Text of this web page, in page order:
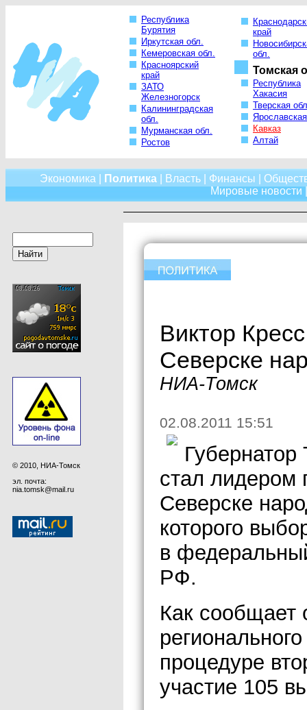
Республика
Бурятия
Иркутская обл.
Кемеровская обл.
Красноярский
край
ЗАТО
Железногорск
Калининградская
обл.
Мурманская обл.
Ростов
край
обл.
Томская
Республика
Хакасия
Тверская
Кавказ
Алтай
Экономика Политика| Власть| Финансы
Мировые новости
© 2010, НИА-Томск
эл. почта:
nia.tomsk@mail.ru
Виктор
Северске
НИА-Томск
02.08.2011 15:51
Губернатор
стал лидером
Северске
которого
в
РФ.
Как сообщает
процедуре
участие 105